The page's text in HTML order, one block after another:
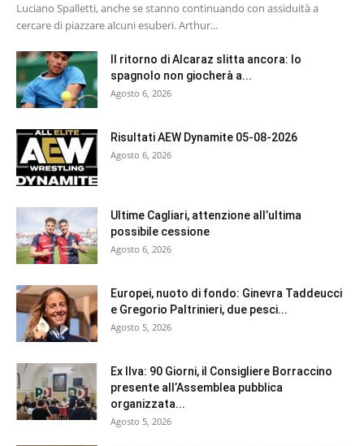
Luciano Spalletti, anche se stanno continuando con assiduità a
cercare di piazzare alcuni esuberi. Arthur...
Il ritorno di Alcaraz slitta ancora: lo
spagnolo non giocherà a...
Agosto 6, 2026
Risultati AEW Dynamite 05-08-2026
Agosto 6, 2026
Ultime Cagliari, attenzione all’ultima
possibile cessione
Agosto 6, 2026
Europei, nuoto di fondo: Ginevra Taddeucci
e Gregorio Paltrinieri, due pesci...
Agosto 5, 2026
Ex Ilva: 90 Giorni, il Consigliere Borraccino
presente all’Assemblea pubblica
organizzata...
Agosto 5, 2026